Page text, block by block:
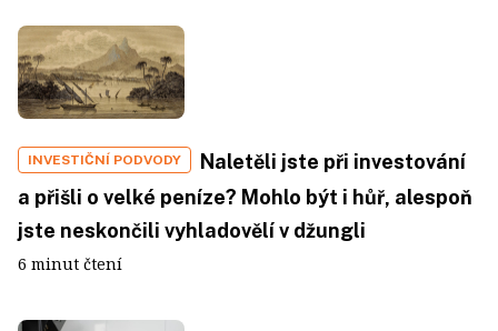
INVESTIČNÍ PODVODY
Naletěli jste při investování
a přišli o velké peníze? Mohlo být i hůř, alespoň
jste neskončili vyhladovělí v džungli
6 minut čtení